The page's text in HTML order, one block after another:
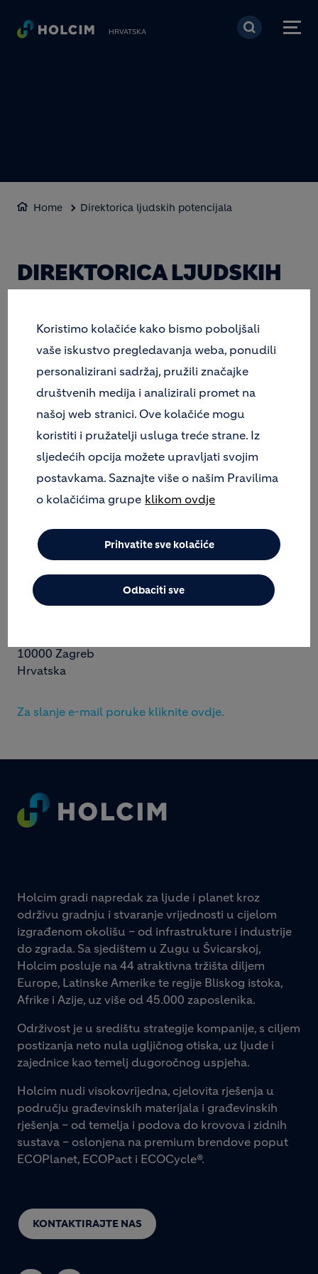
Skoči na glavni sadržaj
HRVATSKA
Home Direktorica ljudskih potencijala
DIREKTORICA LJUDSKIH
POTENCIJALA
Image
Martina Slunjski
10000 Zagreb
Hrvatska
Za slanje e-mail poruke kliknite ovdje.
Footer
KONTAKTIRAJTE NAS
Holcim gradi napredak za ljude i planet kroz
održivu gradnju i stvaranje vrijednosti u cijelom
izgrađenom okolišu – od infrastrukture i industrije
do zgrada. Sa sjedištem u Zugu u Švicarskoj,
Holcim posluje na 44 atraktivna tržišta diljem
Europe, Latinske Amerike te regije Bliskog istoka,
Afrike i Azije, uz više od 45.000 zaposlenika.
Održivost je u središtu strategije kompanije, s ciljem
postizanja neto nula ugljičnog otiska, uz ljude i
zajednice kao temelj dugoročnog uspjeha.
Holcim nudi visokovrijedna, cjelovita rješenja u
području građevinskih materijala i građevinskih
rješenja – od temelja i podova do krovova i zidnih
sustava – oslonjena na premium brendove poput
ECOPlanet, ECOPact i ECOCycle®.
Koristimo kolačiće kako bismo poboljšali
vaše iskustvo pregledavanja weba, ponudili
personalizirani sadržaj, pružili značajke
društvenih medija i analizirali promet na
našoj web stranici. Ove kolačiće mogu
koristiti i pružatelji usluga treće strane. Iz
sljedećih opcija možete upravljati svojim
postavkama. Saznajte više o našim Pravilima
o kolačićima grupe klikom ovdje
Prihvatite sve kolačiće
Odbaciti sve